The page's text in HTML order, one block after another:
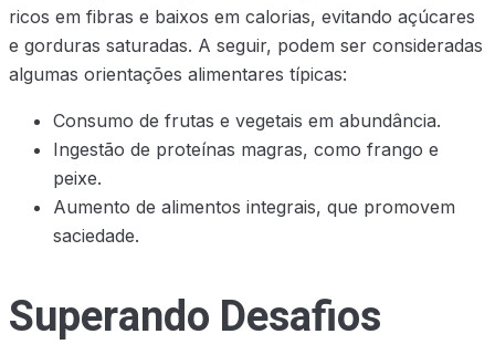
ricos em fibras e baixos em calorias, evitando açúcares
e gorduras saturadas. A seguir, podem ser consideradas
algumas orientações alimentares típicas:
Consumo de frutas e vegetais em abundância.
Ingestão de proteínas magras, como frango e
peixe.
Aumento de alimentos integrais, que promovem
saciedade.
Superando Desafios